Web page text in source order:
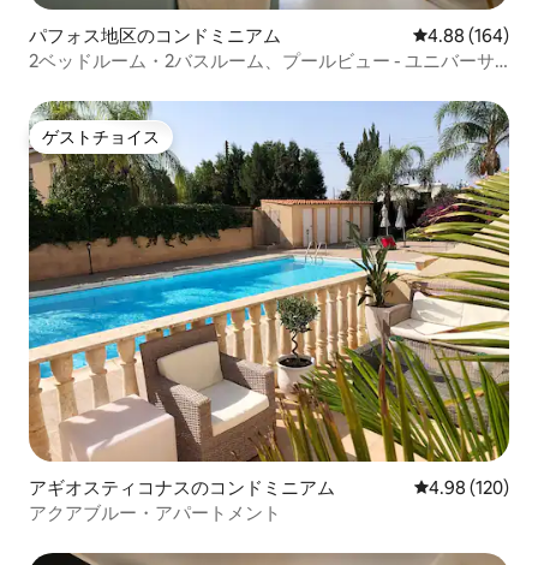
パフォス地区のコンドミニアム レビュー164
4.88 (164)
2ベッドルーム・2バスルーム、プールビュー - ユニバーサ
ゲストチョイス
ゲストチョイス
アギオスティコナスのコンドミニアム レビュー120
4.98 (120)
アクアブルー・アパートメント